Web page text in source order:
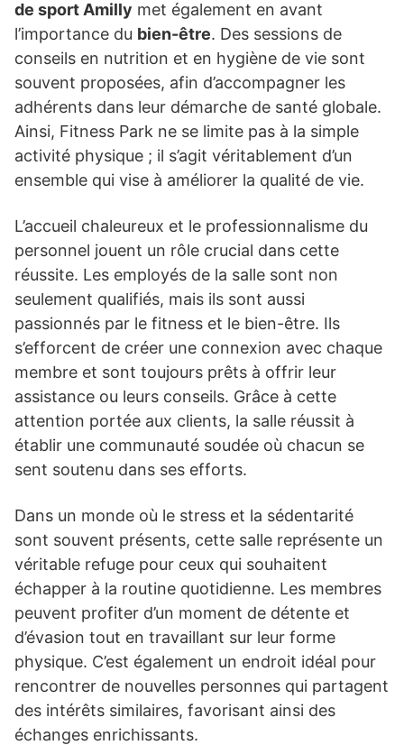
de sport Amilly met également en avant
l’importance du bien-être. Des sessions de
conseils en nutrition et en hygiène de vie sont
souvent proposées, afin d’accompagner les
adhérents dans leur démarche de santé globale.
Ainsi, Fitness Park ne se limite pas à la simple
activité physique ; il s’agit véritablement d’un
ensemble qui vise à améliorer la qualité de vie.
L’accueil chaleureux et le professionnalisme du
personnel jouent un rôle crucial dans cette
réussite. Les employés de la salle sont non
seulement qualifiés, mais ils sont aussi
passionnés par le fitness et le bien-être. Ils
s’efforcent de créer une connexion avec chaque
membre et sont toujours prêts à offrir leur
assistance ou leurs conseils. Grâce à cette
attention portée aux clients, la salle réussit à
établir une communauté soudée où chacun se
sent soutenu dans ses efforts.
Dans un monde où le stress et la sédentarité
sont souvent présents, cette salle représente un
véritable refuge pour ceux qui souhaitent
échapper à la routine quotidienne. Les membres
peuvent profiter d’un moment de détente et
d’évasion tout en travaillant sur leur forme
physique. C’est également un endroit idéal pour
rencontrer de nouvelles personnes qui partagent
des intérêts similaires, favorisant ainsi des
échanges enrichissants.